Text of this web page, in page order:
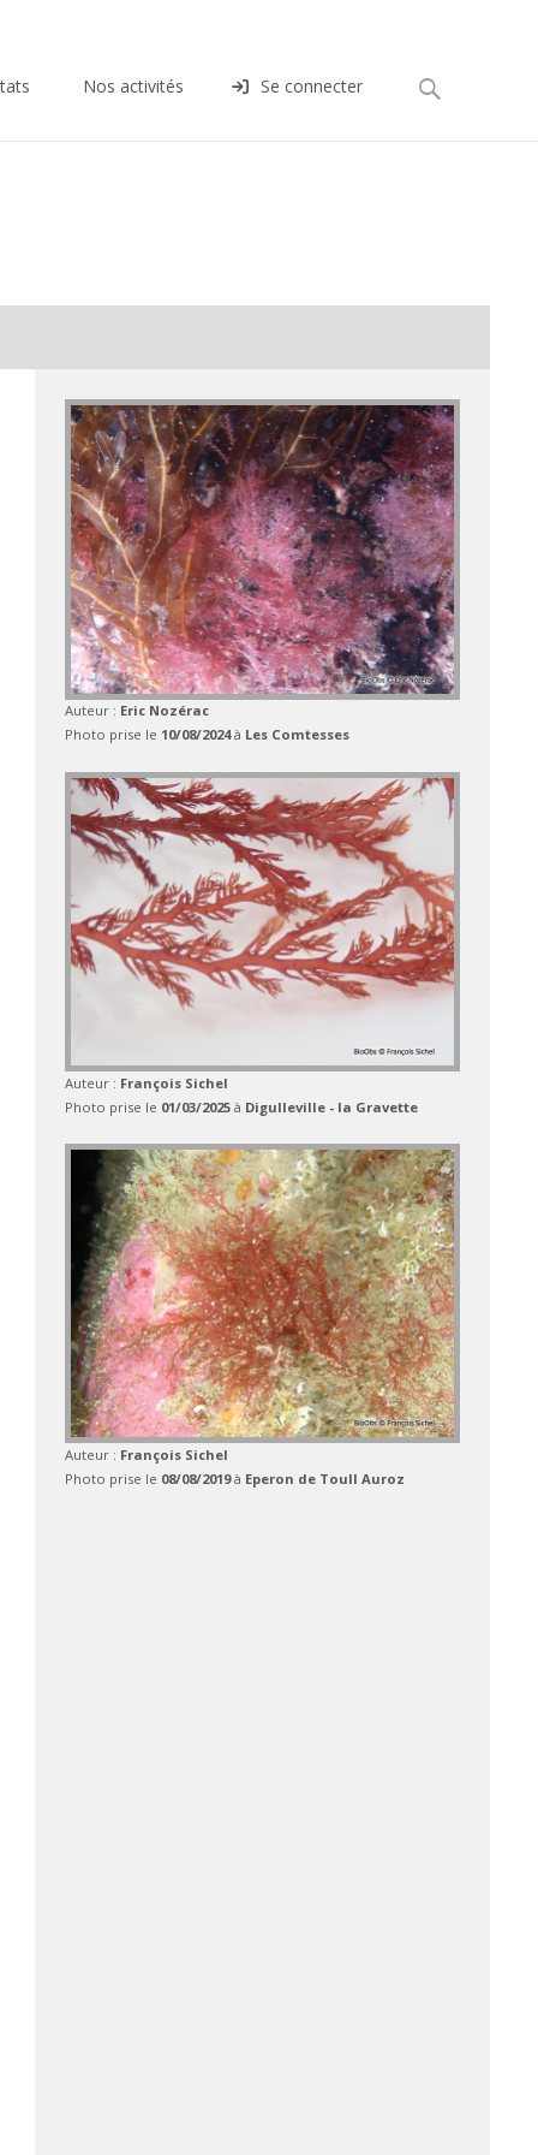
Nos activités Se connecter Rechercher :
Auteur : Eric Nozérac
Photo prise le 10/08/2024à Les Comtesses
Auteur : François Sichel
Photo prise le 01/03/2025à Digulleville - la Gravette
Auteur : François Sichel
Photo prise le 08/08/2019à Eperon de Toull Auroz